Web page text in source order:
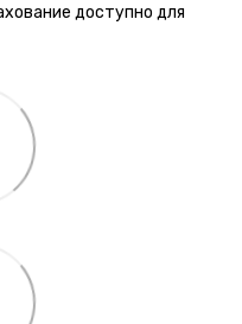
доступно для